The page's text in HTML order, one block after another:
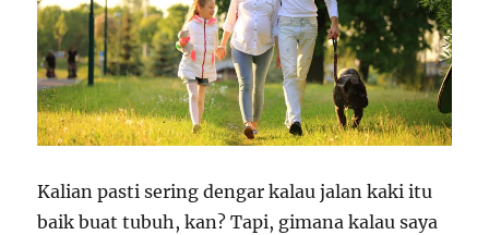
Kalian pasti sering dengar kalau jalan kaki itu
baik buat tubuh, kan? Tapi, gimana kalau saya